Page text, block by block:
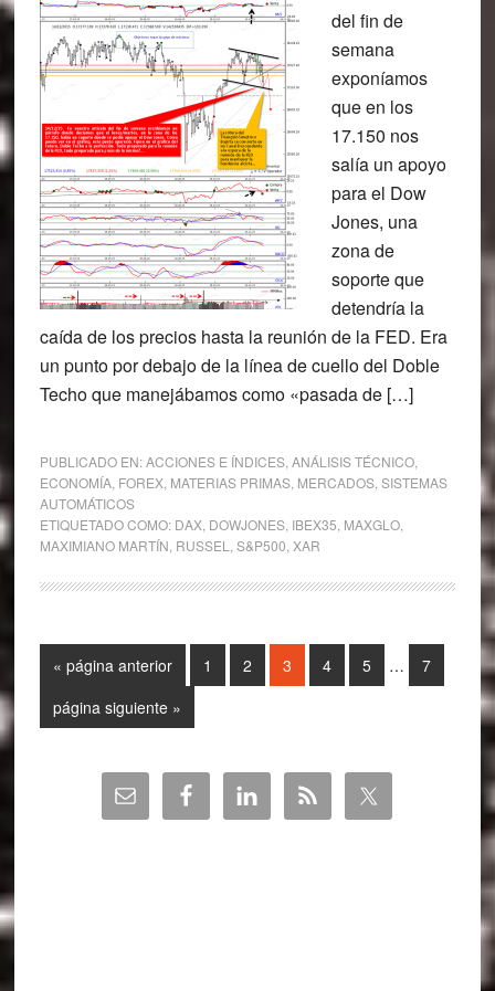
del fin de
semana
exponíamos
que en los
17.150 nos
salía un apoyo
para el Dow
Jones, una
zona de
soporte que
detendría la
caída de los precios hasta la reunión de la FED. Era
un punto por debajo de la línea de cuello del Doble
Techo que manejábamos como «pasada de […]
PUBLICADO EN:ACCIONES E ÍNDICES, ANÁLISIS TÉCNICO,
ECONOMÍA, FOREX, MATERIAS PRIMAS, MERCADOS, SISTEMAS
AUTOMÁTICOS
ETIQUETADO COMO: DAX, DOWJONES, IBEX35 MAXGLO,
MAXIMIANO MARTÍN RUSSEL S&P500 XAR
« Ir
la
página anterior Página
1 Página
2 Página
3 Página
4 Página
5
Páginas
… Página
7
Ir
a
página siguiente »
Barra
lateral